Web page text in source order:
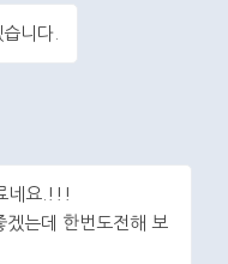
니다.
네요.!!!
겠는데 한번도전해 보